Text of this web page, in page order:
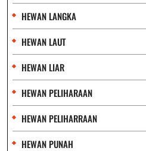
HEWAN LANGKA
HEWAN LAUT
HEWAN LIAR
HEWAN PELIHARAAN
HEWAN PELIHARRAAN
HEWAN PUNAH